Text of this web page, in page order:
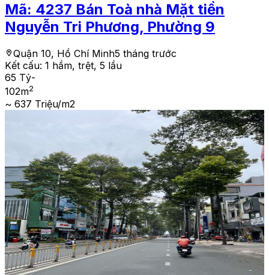
Mã: 4237 Bán Toà nhà Mặt tiền
Nguyễn Tri Phương, Phường 9
Quận 10, Hồ Chí Minh5 tháng trước
Kết cấu: 1 hầm, trệt, 5 lầu
65 Tỷ-
102m2
~ 637 Triệu/m2